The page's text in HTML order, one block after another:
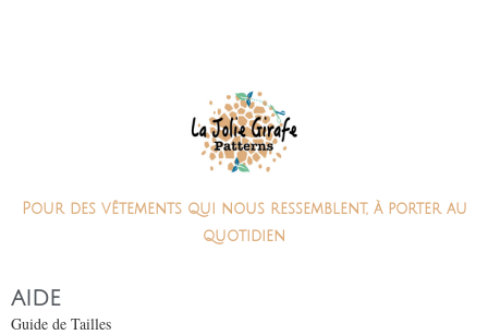
Pour des vêtements qui nous ressemblent, à porter au
quotidien
AIDE
Guide de Tailles